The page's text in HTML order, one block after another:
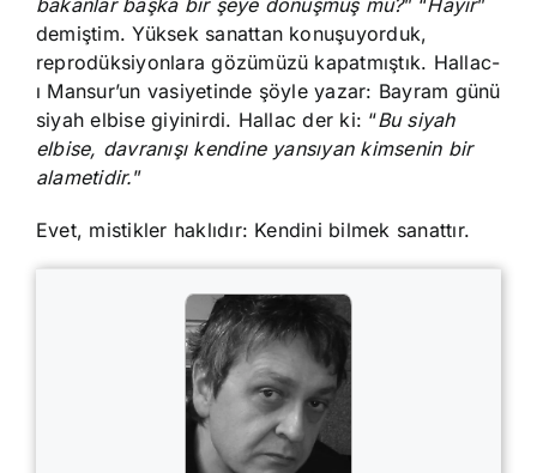
bakanlar başka bir şeye dönüşmüş mü?” “Hayır”
demiştim. Yüksek sanattan konuşuyorduk,
reprodüksiyonlara gözümüzü kapatmıştık. Hallac-
ı Mansur’un vasiyetinde şöyle yazar: Bayram günü
siyah elbise giyinirdi. Hallac der ki: “Bu siyah
elbise, davranışı kendine yansıyan kimsenin bir
alametidir.”
Evet, mistikler haklıdır: Kendini bilmek sanattır.